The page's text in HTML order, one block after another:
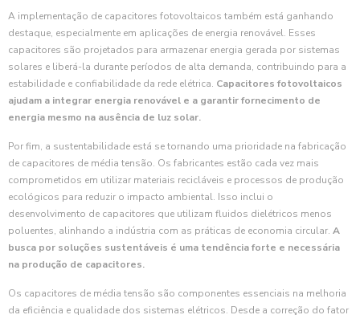
A implementação de capacitores fotovoltaicos também está ganhando
destaque, especialmente em aplicações de energia renovável. Esses
capacitores são projetados para armazenar energia gerada por sistemas
solares e liberá-la durante períodos de alta demanda, contribuindo para a
estabilidade e confiabilidade da rede elétrica. Capacitores fotovoltaicos
ajudam a integrar energia renovável e a garantir fornecimento de
energia mesmo na ausência de luz solar.
Por fim, a sustentabilidade está se tornando uma prioridade na fabricação
de capacitores de média tensão. Os fabricantes estão cada vez mais
comprometidos em utilizar materiais recicláveis e processos de produção
ecológicos para reduzir o impacto ambiental. Isso inclui o
desenvolvimento de capacitores que utilizam fluidos dielétricos menos
poluentes, alinhando a indústria com as práticas de economia circular. A
busca por soluções sustentáveis é uma tendência forte e necessária
na produção de capacitores.
Os capacitores de média tensão são componentes essenciais na melhoria
da eficiência e qualidade dos sistemas elétricos. Desde a correção do fator